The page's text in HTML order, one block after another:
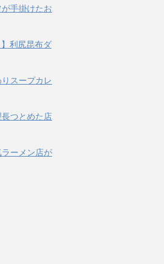
が手掛けたお
】利尻昆布ダ
スープカレ
長つとめた店
ラーメン店が